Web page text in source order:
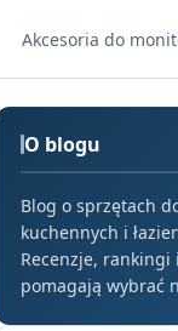
Akcesoria do
O blogu
Blog o sprzętach
kuchennych i
Recenzje, rankingi
pomagają wybrać